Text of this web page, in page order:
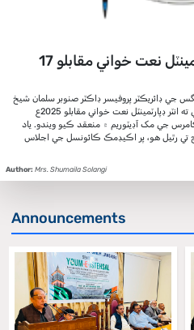
سنڌ يونيورسٽيءَ ۾ انٽر ڊپارٽمينٽل نعت خواني مقابلو 17
جي ڊائريڪٽر پروفيسر ڊاڪٽر صنوبر سلمان شيخ
پنهنجي جاري ڪيل هڪ پڌرائيءَ ۾ ڄاڻايو آهي ته انٽر ڊپارٽمينٽل نعت خواني مقابلو 2025ع
آف ڪامرس جي مک آڊيٽوريم ۾ منعقد ڪيو ويندو. ياد
ڄاڻايل نعت خواني جو مقابلو 18 مارچ تي رٿيل هو، پر اڪيڊمڪ ڪائونسل جي اجلاس
Author: Mrs. Shumaila Solangi
Announcements